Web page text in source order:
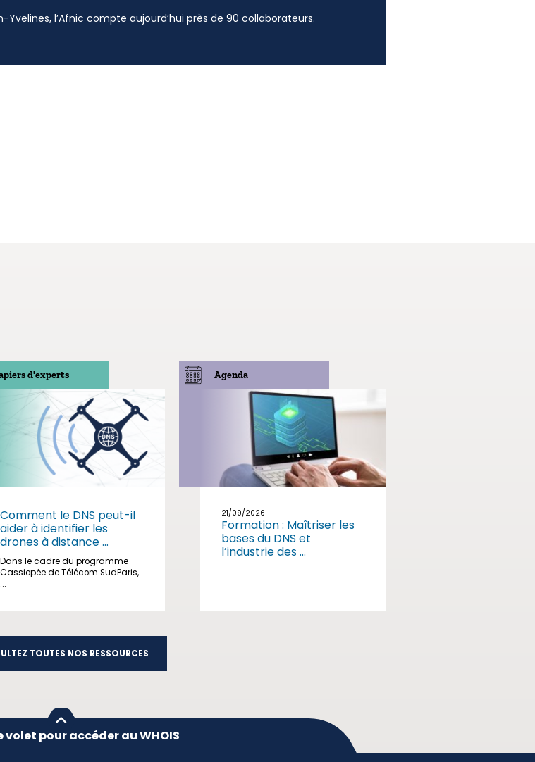
l’Afnic compte aujourd’hui près de 90 collaborateurs.
d'experts
Comment le DNS peut-il
aider à identifier les
drones à distance ...
Dans le cadre du programme
Cassiopée de Télécom SudParis,
...
Agenda
21/09/2026
Formation : Maîtriser les
bases du DNS et
l’industrie des ...
TOUTES NOS RESSOURCES
volet pour accéder au WHOIS